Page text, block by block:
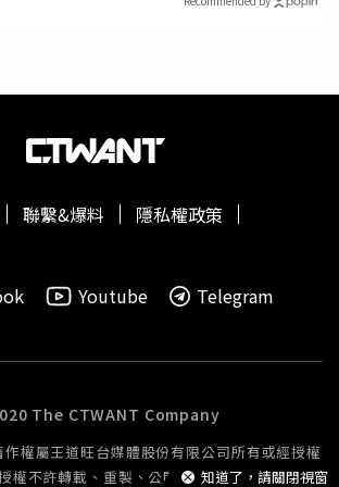
知道了，請關閉視窗
聯繫&爆料
隱私權政策
Youtube Telegram
The CTWANT Company
權屬王道旺台媒體股份有限公司所有或經授權
權不許轉載、重製、公開播送或公開傳輸。